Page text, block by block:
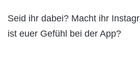
Seid ihr dabei? Macht ihr
ist euer Gefühl bei der App?